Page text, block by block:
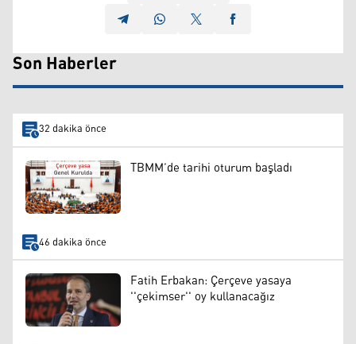
Son Haberler
32 dakika önce
TBMM’de tarihi oturum başladı
46 dakika önce
Fatih Erbakan: Çerçeve yasaya
''çekimser'' oy kullanacağız